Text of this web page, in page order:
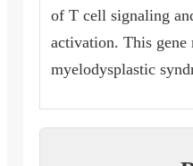
of T cell signaling
activation. This gene
myelodysplastic